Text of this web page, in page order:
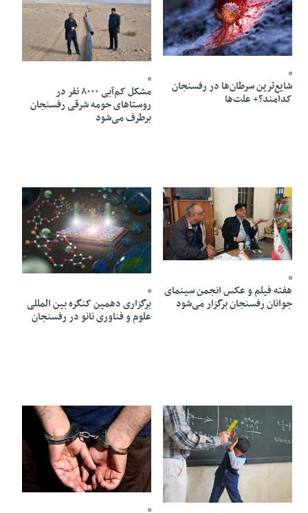
10 Bahman 1403 - 13:29
شایع‌ترین سرطان‌ها در رفسنجان
کدامند؟+ علت‌ها
09 Bahman 1403 - 17:41
مشکل کم‌آبی ۸۰۰۰ نفر در
روستاهای حومه شرقی رفسنجان
برطرف می‌شود
07 Bahman 1403 - 17:46
هفته فیلم و عکس انجمن سینمای
جوانان رفسنجان برگزار می‌شود
06 Bahman 1403 - 17:29
برگزاری دهمین کنگره بین المللی
علوم و فناوری نانو در رفسنجان
30 Dey 1403 - 18:45